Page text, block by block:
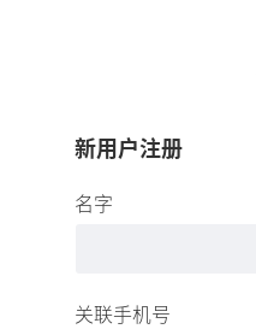
新用户注册
名字
关联手机号